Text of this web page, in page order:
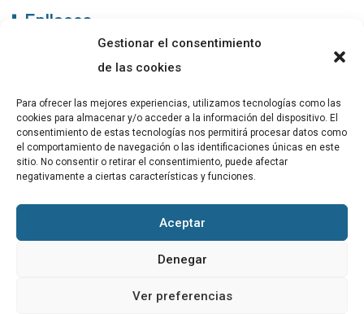
Gestionar el consentimiento
de las cookies
Para ofrecer las mejores experiencias, utilizamos tecnologías como las
cookies para almacenar y/o acceder a la información del dispositivo. El
consentimiento de estas tecnologías nos permitirá procesar datos como
el comportamiento de navegación o las identificaciones únicas en este
sitio. No consentir o retirar el consentimiento, puede afectar
negativamente a ciertas características y funciones.
Aceptar
Denegar
Ver preferencias
Enllaços
PUBLICACIONS
CONTACTE
Altres